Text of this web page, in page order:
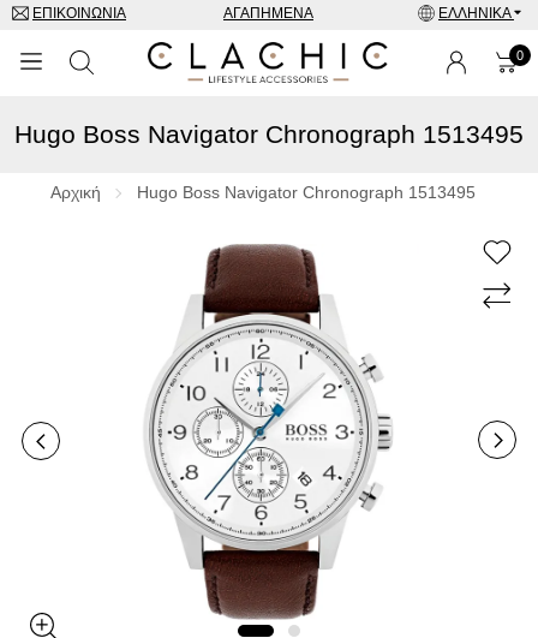
ΕΠΙΚΟΙΝΩΝΊΑ ΑΓΑΠΗΜΈΝΑ ΕΛΛΗΝΙΚΆ
0
ΜΑΡΚΕΣ
ΡΟΛΌΓΙΑ
ΚΟΣΜΉΜΑΤΑ
ΓΥΑΛΙΆ ΗΛΊΟΥ
ΑΞΕΣΟΥΑΡ
SPECIAL OFFERS
Hugo Boss Navigator Chronograph 1513495
Αρχική Hugo Boss Navigator Chronograph 1513495